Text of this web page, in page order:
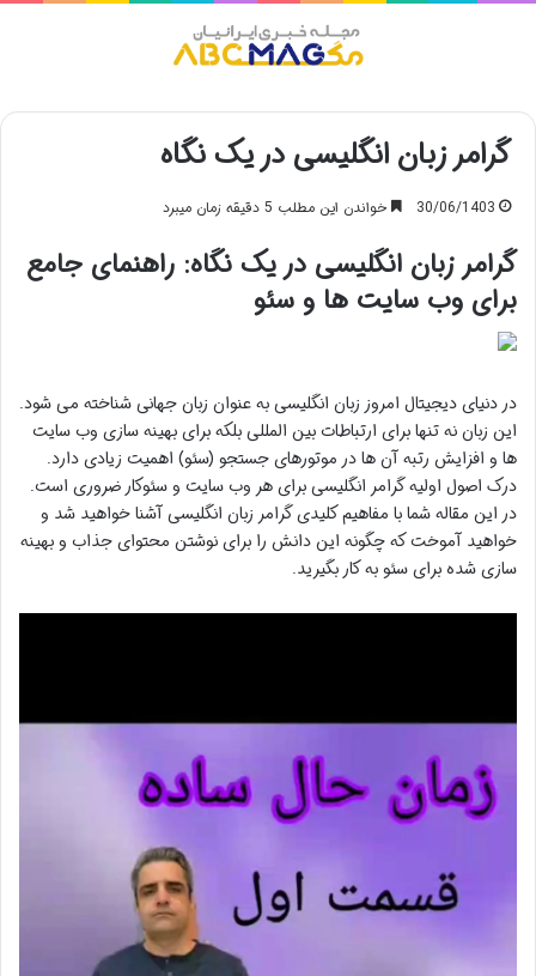
گرامر زبان انگلیسی در یک نگاه
30/06/1403 خواندن این مطلب 5 دقیقه زمان میبرد
گرامر زبان انگلیسی در یک نگاه: راهنمای جامع
برای وب سایت ها و سئو
در دنیای دیجیتال امروز زبان انگلیسی به عنوان زبان جهانی شناخته می شود.
این زبان نه تنها برای ارتباطات بین المللی بلکه برای بهینه سازی وب سایت
ها و افزایش رتبه آن ها در موتورهای جستجو (سئو) اهمیت زیادی دارد.
درک اصول اولیه گرامر انگلیسی برای هر وب سایت و سئوکار ضروری است.
در این مقاله شما با مفاهیم کلیدی گرامر زبان انگلیسی آشنا خواهید شد و
خواهید آموخت که چگونه این دانش را برای نوشتن محتوای جذاب و بهینه
سازی شده برای سئو به کار بگیرید.